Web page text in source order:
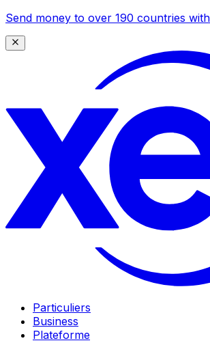
Send money to over 190 countries
Particuliers
Business
Plateforme